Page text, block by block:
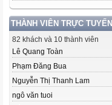
THÀNH VIÊN TRỰC TUYẾN
82 khách và 10 thành viên
Lê Quang Toàn
Phạm Đăng Bua
Nguyễn Thị Thanh Lam
ngô văn tuoi